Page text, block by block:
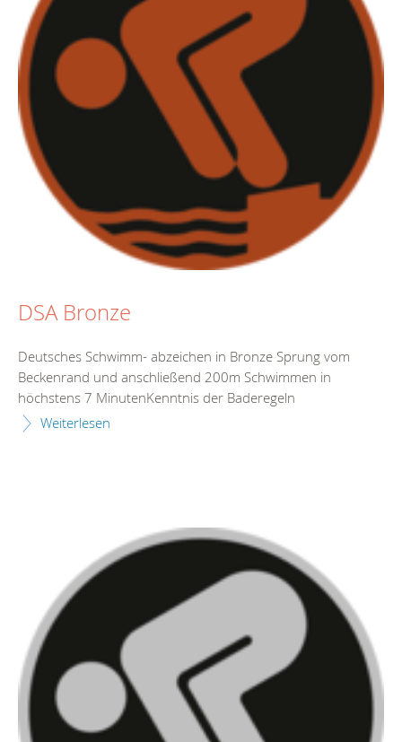
DSA Bronze
Deutsches Schwimm- abzeichen in Bronze Sprung vom
Beckenrand und anschließend 200m Schwimmen in
höchstens 7 MinutenKenntnis der Baderegeln
Weiterlesen